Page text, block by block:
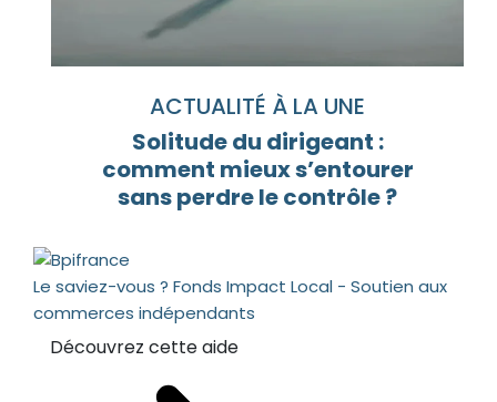
ACTUALITÉ À LA UNE
Solitude du dirigeant :
comment mieux s’entourer
sans perdre le contrôle ?
Le saviez-vous ? Fonds Impact Local - Soutien aux
commerces indépendants
Découvrez cette aide